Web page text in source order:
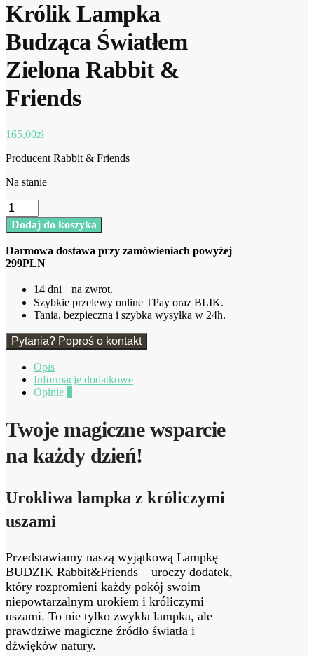
Królik Lampka
Budząca Światłem
Zielona Rabbit &
Friends
165,00zł
Producent Rabbit & Friends
Na stanie
ilość
Królik
Lampka
Światłem
Zielona
Friends
Dodaj do koszyka
Darmowa dostawa przy zamówieniach powyżej
299PLN
14 dni na zwrot.
Szybkie przelewy online TPay oraz BLIK.
Tania, bezpieczna i szybka wysyłka w 24h.
Pytania? Poproś o kontakt
Opis
Informacje dodatkowe
Opinie
Twoje magiczne wsparcie
na każdy dzień!
Urokliwa lampka z króliczymi
uszami
Przedstawiamy naszą wyjątkową Lampkę
BUDZIK Rabbit&Friends – uroczy dodatek,
który rozpromieni każdy pokój swoim
niepowtarzalnym urokiem i króliczymi
uszami. To nie tylko zwykła lampka, ale
prawdziwe magiczne źródło światła i
dźwięków natury.